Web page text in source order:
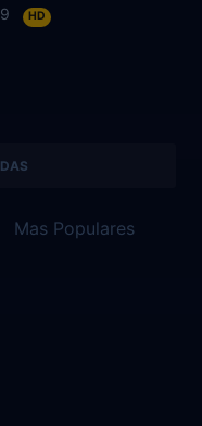
HD
Mas Populares